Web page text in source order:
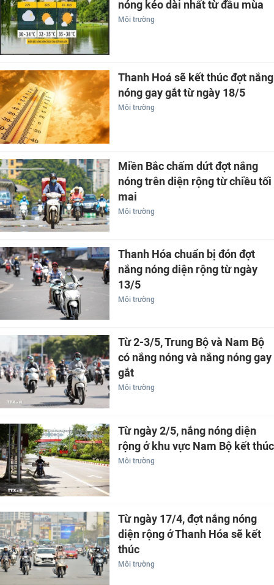
nóng kéo dài nhất từ đầu mùa
Môi trường
Thanh Hoá sẽ kết thúc đợt nắng
nóng gay gắt từ ngày 18/5
Môi trường
Miền Bắc chấm dứt đợt nắng
nóng trên diện rộng từ chiều tối
mai
Môi trường
Thanh Hóa chuẩn bị đón đợt
nắng nóng diện rộng từ ngày
13/5
Môi trường
Từ 2-3/5, Trung Bộ và Nam Bộ
có nắng nóng và nắng nóng gay
gắt
Môi trường
Từ ngày 2/5, nắng nóng diện
rộng ở khu vực Nam Bộ kết thúc
Môi trường
Từ ngày 17/4, đợt nắng nóng
diện rộng ở Thanh Hóa sẽ kết
thúc
Môi trường